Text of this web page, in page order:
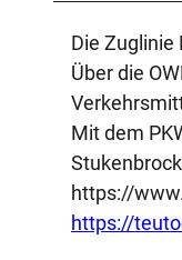
Die Zuglinie
Über die
Mit dem
https://
https://